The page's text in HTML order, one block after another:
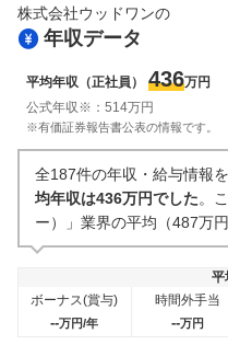
副業
2件
人事・評価制度
6件
企業の選考に関するクチコ
中途採用面接・選考
0件
株式会社ウッドワンの
年収データ
平均年収（正社員） 436万円
公式年収※： 514万円
※有価証券報告書公表の情報です。
全187件の年収・給与情報
均年収は436万円でした。
ー）」業界の平均（487万
平
ボーナス(賞与)
--万円/年
時間外手当
--万円